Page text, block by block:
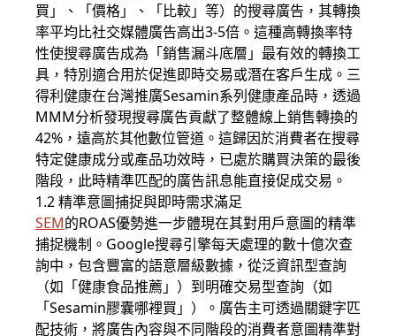
買」、「價格」、「比較」等）的搜尋廣告，其轉換
率平均比社交媒體廣告高出3-5倍。這種高轉換率特
性使搜尋廣告成為「銷售漏斗底層」最有效的轉換工
具，特別適合用於促進即時交易或潛在客戶生成。三
得利健康在台灣推廣Sesamin系列健康產品時，透過
MMM分析發現搜尋廣告貢獻了整體線上銷售轉換的
42%，遠高於其他數位管道。這歸因於消費者在搜尋
特定健康成分或產品功效時，已處於購買決策的最後
階段，此時精準匹配的廣告訊息能直接促成交易。
1.2 精準意圖捕捉與即時需求滿足
SEM的ROAS優勢進一步體現在其對用戶意圖的精準
捕捉機制。Google搜尋引擎每天處理的數十億次查
詢中，包含豐富的語意層級數據，從泛資訊型查詢
（如「健康食品推薦」）到明確交易型查詢（如
「Sesamin膠囊哪裡買」）。廣告主可透過關鍵字匹
配技術，將廣告內容與不同階段的消費者意圖精準對